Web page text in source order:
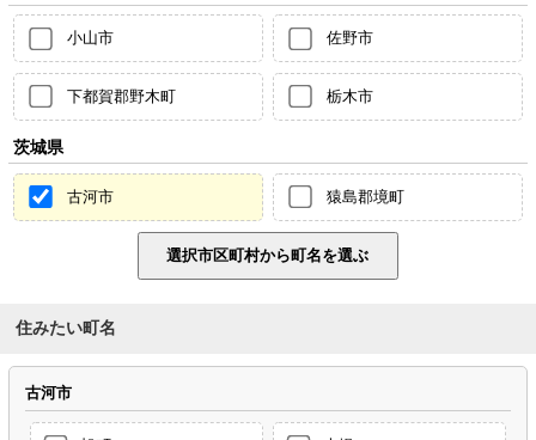
小山市 佐野市
下都賀郡野木町 栃木市
茨城県
古河市 猿島郡境町
住みたい町名
古河市